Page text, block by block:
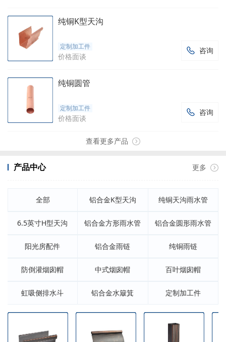
纯铜K型天沟
 咨询
定制加工件
价格面谈
纯铜圆管
 咨询
定制加工件
价格面谈
查看更多产品
更多
产品中心
全部 铝合金K型天沟 纯铜天沟雨水管
6.5英寸H型天沟 铝合金方形雨水管 铝合金圆形雨水管
阳光房配件 铝合金雨链 纯铜雨链
防倒灌烟囱帽 中式烟囱帽 百叶烟囱帽
虹吸侧排水斗 铝合金水簸箕 定制加工件